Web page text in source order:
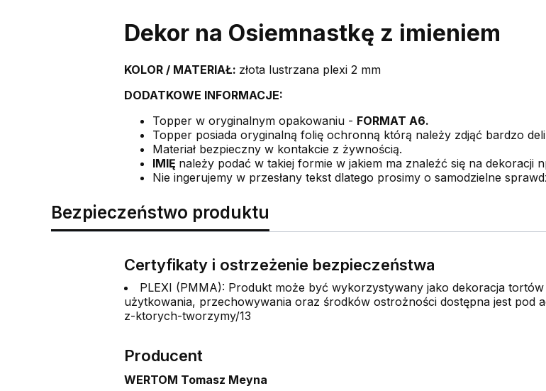
Dekor na Osiemnastkę z imieniem
KOLOR / MATERIAŁ: złota lustrzana plexi 2 mm
DODATKOWE INFORMACJE:
Topper w oryginalnym opakowaniu - FORMAT A6.
Topper posiada oryginalną folię ochronną którą należy zdjąć bardzo
Materiał bezpieczny w kontakcie z żywnością.
IMIĘ należy podać w takiej formie w jakiem ma znaleźć się na dekoracji
Nie ingerujemy w przesłany tekst dlatego prosimy o samodzielne
Bezpieczeństwo produktu
Certyfikaty i ostrzeżenie bezpieczeństwa
PLEXI (PMMA): Produkt może być wykorzystywany jako dekoracja
użytkowania, przechowywania oraz środków ostrożności dostępna jest pod
z-ktorych-tworzymy/13
Producent
WERTOM Tomasz Meyna